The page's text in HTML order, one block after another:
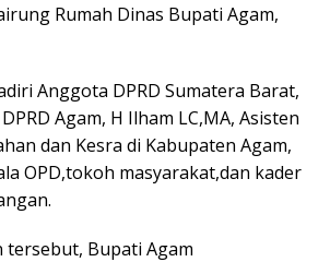
Rumah Dinas Bupati Agam,
Anggota DPRD Sumatera Barat,
Agam, H Ilham LC,MA, Asisten
dan Kesra di Kabupaten Agam,
OPD,tokoh masyarakat,dan kader
tersebut, Bupati Agam